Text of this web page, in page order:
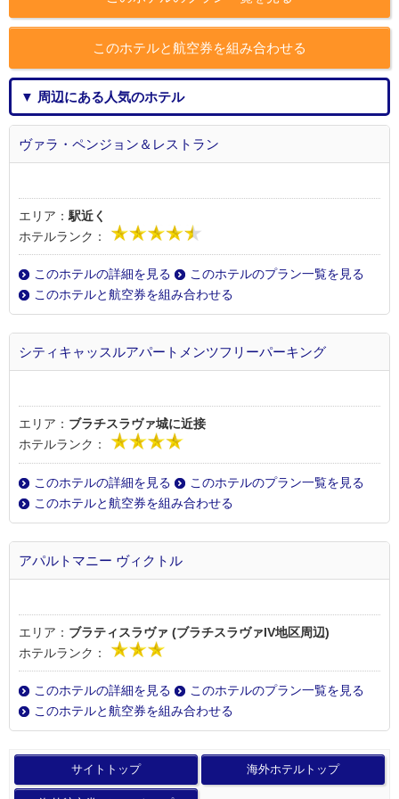
このホテルと航空券を組み合わせる
▼ 周辺にある人気のホテル
ヴァラ・ペンジョン＆レストラン
エリア： 駅近く
ホテルランク：
このホテルの詳細を見る
このホテルのプラン一覧を見る
このホテルと航空券を組み合わせる
シティキャッスルアパートメンツフリーパーキング
エリア： ブラチスラヴァ城に近接
ホテルランク：
このホテルの詳細を見る
このホテルのプラン一覧を見る
このホテルと航空券を組み合わせる
アパルトマニー ヴィクトル
エリア： ブラティスラヴァ (ブラチスラヴァIV地区周辺)
ホテルランク：
このホテルの詳細を見る
このホテルのプラン一覧を見る
このホテルと航空券を組み合わせる
サイトトップ 海外ホテルトップ